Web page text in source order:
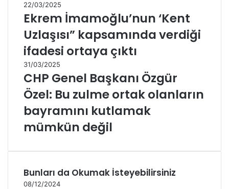
22/03/2025
Ekrem İmamoğlu’nun ‘Kent
Uzlaşısı” kapsamında verdiği
ifadesi ortaya çıktı
31/03/2025
CHP Genel Başkanı Özgür
Özel: Bu zulme ortak olanların
bayramını kutlamak
mümkün değil
Bunları da Okumak İsteyebilirsiniz
08/12/2024